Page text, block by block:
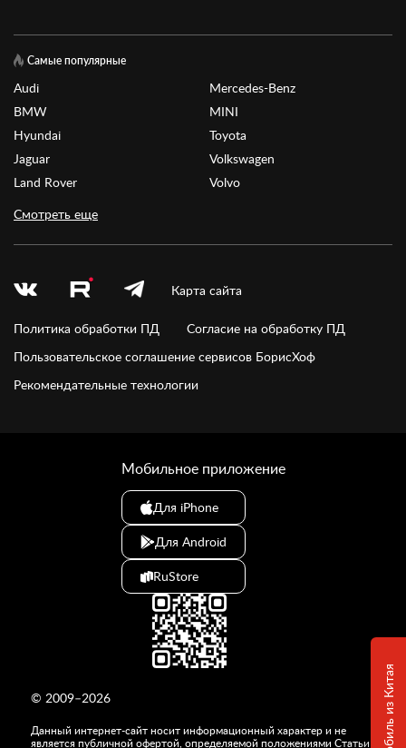
Самые популярные
Audi
BMW
Hyundai
Jaguar
Land Rover
Mercedes-Benz
MINI
Toyota
Volkswagen
Volvo
Смотреть еще
Карта сайта
Политика обработки ПД
Согласие на обработку ПД
Пользовательское соглашение сервисов БорисХоф
Рекомендательные технологии
© 2009–2026
Данный интернет-сайт носит информационный характер и не
является публичной офертой, определяемой положениями Статьи
Мобильное приложение
Для iPhone
Для Android
RuStore